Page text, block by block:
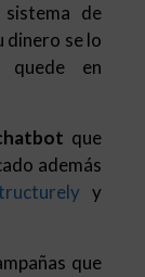
de
dinero se lo
quede en
que
además
y
que